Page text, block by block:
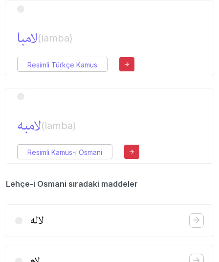
لامبا(lamba)
Resimli Türkçe Kamus
لامبه(lamba)
Resimli Kamus-ı Osmani
Lehçe-i Osmani sıradaki maddeler
لاله